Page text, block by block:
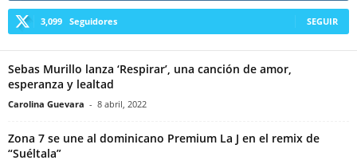
3,099 Seguidores SEGUIR
Sebas Murillo lanza ‘Respirar’, una canción de amor,
esperanza y lealtad
Carolina Guevara - 8 abril, 2022
Zona 7 se une al dominicano Premium La J en el remix de
“Suéltala”